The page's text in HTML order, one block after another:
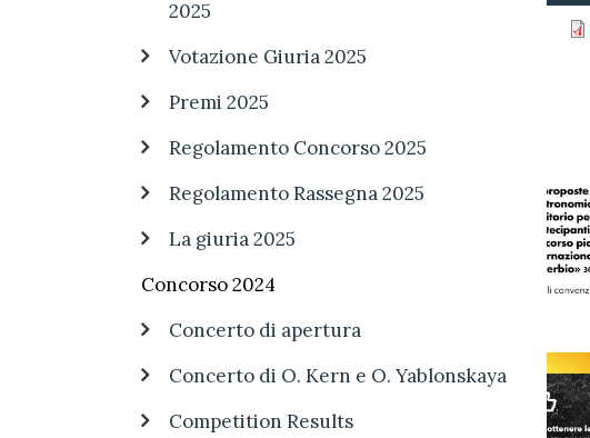
2025
Votazione Giuria 2025
Premi 2025
Regolamento Concorso 2025
Regolamento Rassegna 2025
La giuria 2025
Concorso 2024
Concerto di apertura
Concerto di O. Kern e O. Yablonskaya
Competition Results